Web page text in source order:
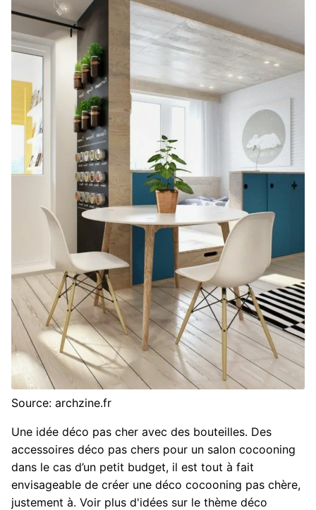
Source: archzine.fr
Une idée déco pas cher avec des bouteilles. Des
accessoires déco pas chers pour un salon cocooning
dans le cas d’un petit budget, il est tout à fait
envisageable de créer une déco cocooning pas chère,
justement à. Voir plus d'idées sur le thème déco